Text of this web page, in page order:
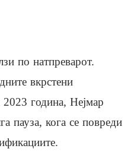
по натпреварот.
вкрстени
година, Нејмар
пауза, кога се повреди